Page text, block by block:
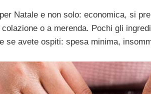
Natale e non solo: economica, si
o a merenda. Pochi gli
se avete ospiti: spesa minima,